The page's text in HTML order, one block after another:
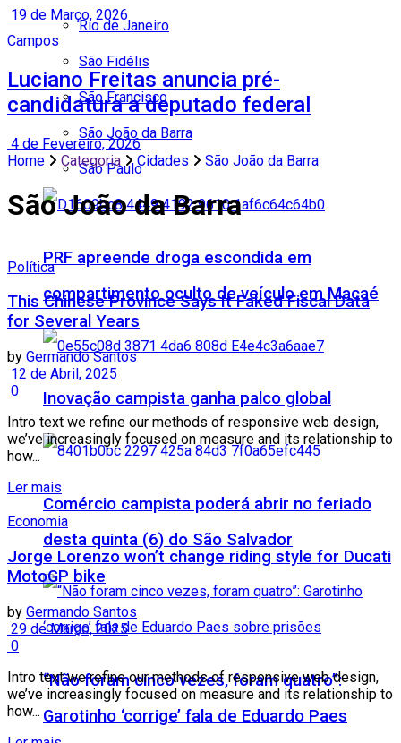
Rio de Janeiro
São Fidélis
São Francisco
São João da Barra
São Paulo
PRF apreende droga escondida em
compartimento oculto de veículo em Macaé
Inovação campista ganha palco global
Comércio campista poderá abrir no feriado
desta quinta (6) do São Salvador
“Não foram cinco vezes, foram quatro”:
Garotinho ‘corrige’ fala de Eduardo Paes
19 de Março, 2026
Campos
Luciano Freitas anuncia pré-
candidatura a deputado federal
4 de Fevereiro, 2026
Home
Categoria Cidades São João da Barra
São João da Barra
Política
This Chinese Province Says It Faked Fiscal Data
for Several Years
by Germando Santos
12 de Abril, 2025
0
Intro text we refine our methods of responsive web design,
we’ve increasingly focused on measure and its relationship to
how...
Ler mais
Economia
Jorge Lorenzo won’t change riding style for Ducati
MotoGP bike
by Germando Santos
29 de Março, 2025
0
Intro text we refine our methods of responsive web design,
we’ve increasingly focused on measure and its relationship to
how...